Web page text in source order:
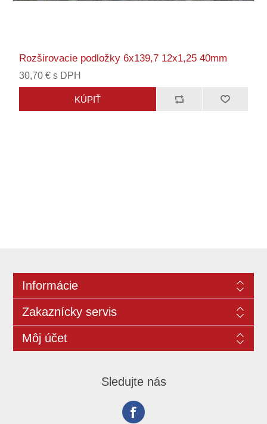
Rozširovacie podložky 6x139,7 12x1,25 40mm
30,70 € s DPH
Informácie
Zakaznícky servis
Môj účet
Sledujte nás